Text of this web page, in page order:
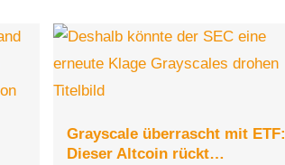
Grayscale überrascht mit ETF:
Dieser Altcoin rückt…